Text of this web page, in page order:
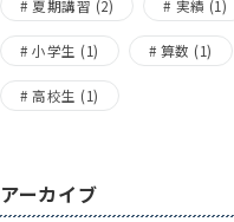
夏期講習 (2) 実績 (1)
小学生 (1) 算数 (1)
高校生 (1)
アーカイブ